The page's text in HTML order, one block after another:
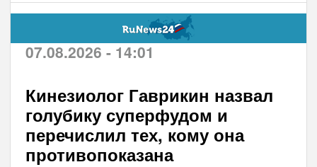
07.08.2026 - 14:01
Кинезиолог Гаврикин назвал
голубику суперфудом и
перечислил тех, кому она
противопоказана